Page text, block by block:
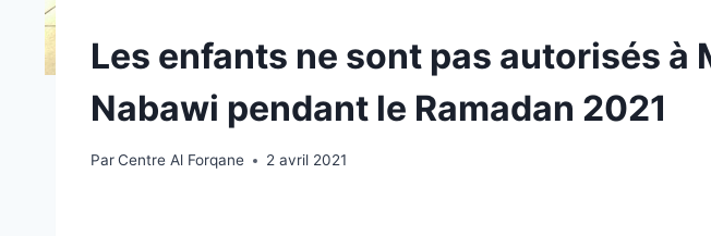
Les enfants ne sont pas autorisés à
Nabawi pendant le Ramadan 2021
ParCentre Al Forqane 2 avril 2021